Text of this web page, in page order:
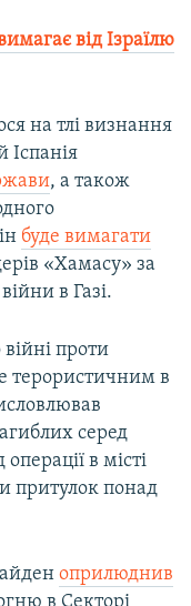
від Ізраїлю
на тлі визнання
Іспанія
, а також
буде вимагати
«Хамасу» за
в Газі.
проти
терористичним в
серед
операції в місті
притулок понад
оприлюднив